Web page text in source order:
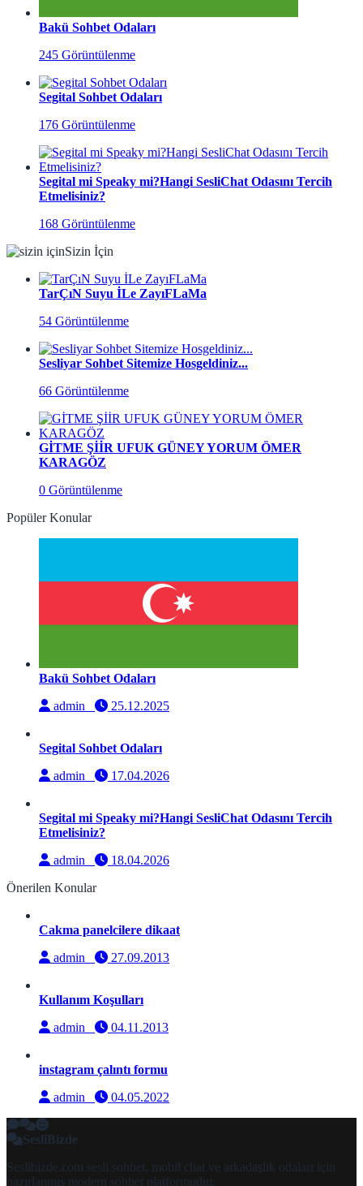
Bakü Sohbet Odaları
245 Görüntülenme
Segital Sohbet Odaları
176 Görüntülenme
Segital mi Speaky mi?Hangi SesliChat Odasını Tercih
Etmelisiniz?
168 Görüntülenme
Sizin İçin
TarÇıN Suyu İLe ZayıFLaMa
54 Görüntülenme
Sesliyar Sohbet Sitemize Hosgeldiniz...
66 Görüntülenme
GİTME ŞİİR UFUK GÜNEY YORUM ÖMER
KARAGÖZ
0 Görüntülenme
Popüler Konular
Bakü Sohbet Odaları
admin
25.12.2025
Segital Sohbet Odaları
admin
17.04.2026
Segital mi Speaky mi?Hangi SesliChat Odasını Tercih
Etmelisiniz?
admin
18.04.2026
Önerilen Konular
Cakma panelcilere dikaat
admin
27.09.2013
Kullanım Koşulları
admin
04.11.2013
instagram çalıntı formu
admin
04.05.2022
SesliBizde
Seslibizde.com sesli sohbet, mobil chat ve arkadaşlık odaları için
hazırlanmış modern sohbet platformudur.